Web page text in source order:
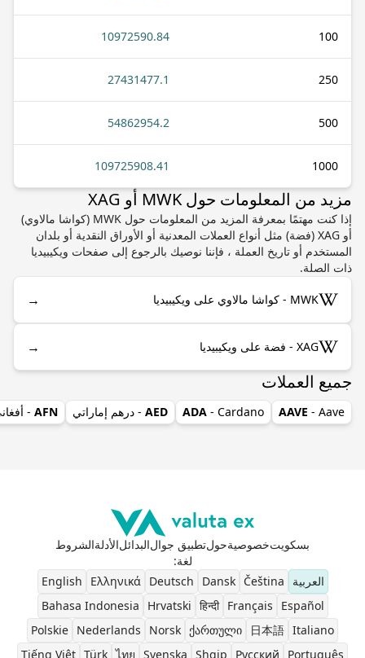
100
10972590.84
250
27431477.1
500
54862954.2
1000
109725908.41
مزيد من المعلومات حول MWK أو XAG
إذا كنت مهتمًا بمعرفة المزيد من المعلومات حول MWK (كواشا مالاوي)
أو XAG (فضة) مثل أنواع العملات المعدنية أو الأوراق النقدية أو بلدان
المستخدم أو تاريخ العملة ، فإننا نوصيك بالرجوع إلى صفحات ويكيبيديا
ذات الصلة.
MWK - كواشا مالاوي على ويكيبيديا →
XAG - فضة على ويكيبيديا →
جميع العملات
AAVE - Aave
ADA - Cardano
AED - درهم إماراتي AFN
-
بسكويتخصوصيةحولتطبيق جوالالبدائلالأدلةالشروط
لغة:
العربية
Čeština
Dansk
Deutsch
Ελληνικά
English
Español
Français
हिन्दी
Hrvatski
Bahasa Indonesia
Italiano
日本語
ქართული
Norsk
Nederlands
Polskie
Português
Pусский
Shqip
Svenska
ไทย
Türk
Tiếng Việt